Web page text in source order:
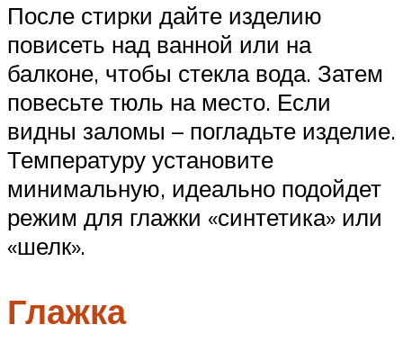
После стирки дайте изделию
повисеть над ванной или на
балконе, чтобы стекла вода. Затем
повесьте тюль на место. Если
видны заломы – погладьте изделие.
Температуру установите
минимальную, идеально подойдет
режим для глажки «синтетика» или
«шелк».
Глажка